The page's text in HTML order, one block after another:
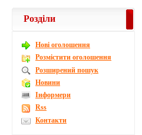
Розділи
Новi оголошення
Розмістити оголошення
Розширений пошук
Новини
Інформери
Rss
Контакти